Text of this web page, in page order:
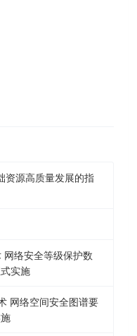
资源高质量发展的指
络安全等级保护数
实施
网络空间安全图谱要